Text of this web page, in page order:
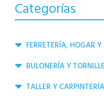
Categorías
FERRETERÍA, HOGAR
BULONERÍA Y
TALLER Y CARPINTERÍA